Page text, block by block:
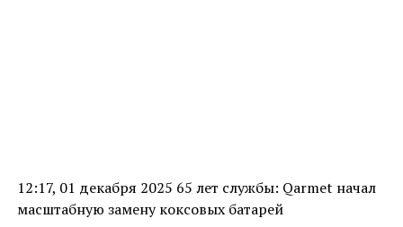
12:17, 01 декабря 2025 65 лет службы: Qarmet начал
масштабную замену коксовых батарей